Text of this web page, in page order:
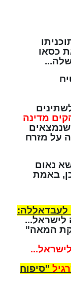
כסאו
מדינה
על מזרח
נאום
באמת
לעבדאללה:
לישראל...
המאה"
"סיפוח